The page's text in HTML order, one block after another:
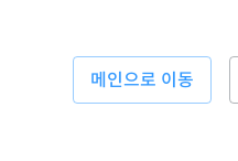
메인으로 이동